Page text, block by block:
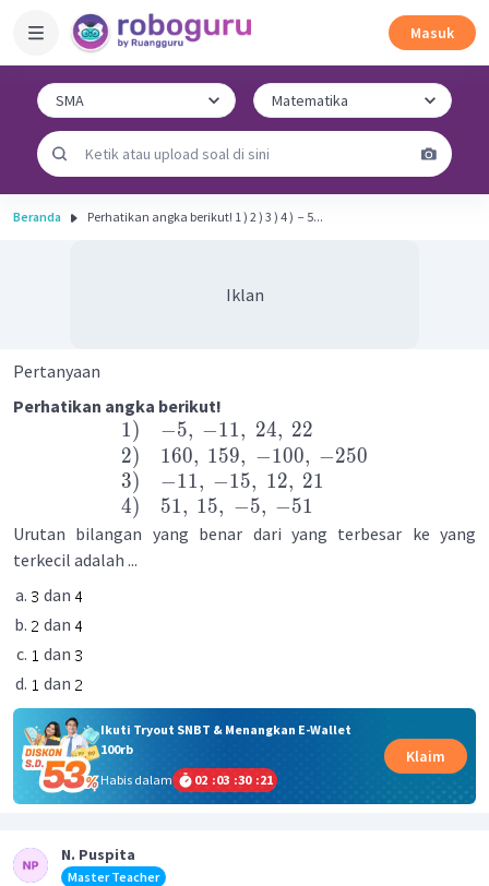
Masuk
Beranda Perhatikan angka berikut! 1 ) 2 ) 3 ) 4 ) ​ − 5...
Iklan
Pertanyaan
Perhatikan angka berikut!
1)
2)
3)
4)
−5, −11, 24, 22
160, 159, −100, −250
−11, −15, 12, 21
51, 15, −5, −51
Urutan bilangan yang benar dari yang terbesar ke yang
terkecil adalah ...
dan
dan
dan
dan
Ikuti Tryout SNBT & Menangkan E-Wallet
100rb
Habis dalam
02 :03 :30 :21
Klaim
N. Puspita
Master Teacher